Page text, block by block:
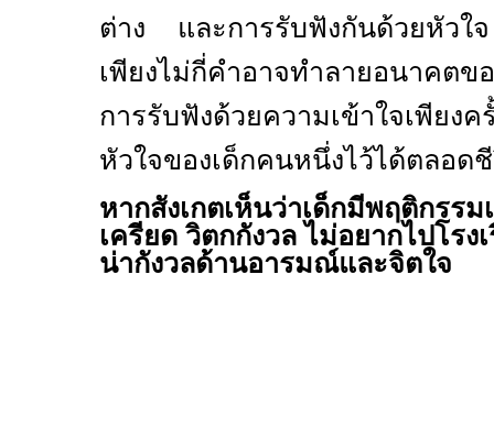
ต่าง และการรับฟังกันด้วยหัวใ
เพียงไม่กี่คำอาจทำลายอนาคต
การรับฟังด้วยความเข้าใจเพียง
หัวใจของเด็กคนหนึ่งไว้ได้ตลอดชี
หากสังเกตเห็นว่าเด็กมีพฤติกรรม
เครียด วิตกกังวล ไม่อยากไปโ
น่ากังวลด้านอารมณ์และจิตใจ